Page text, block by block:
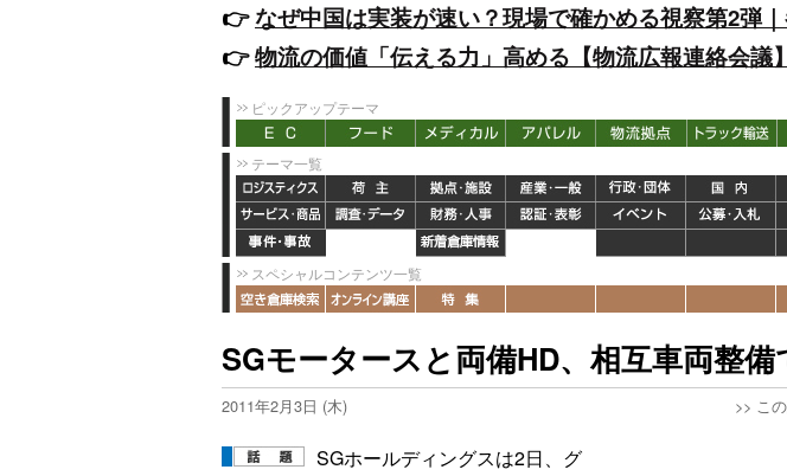
👉️なぜ中国は実装が速い？現場で確かめる視察第2弾
👉️物流の価値「伝える力」高める【物流広報連絡会議
ピックアップテーマ
テーマ一覧
スペシャルコンテンツ一覧
SGモータースと両備HD、相互車両整備
2011年2月3日 (木) >> こ
SGホールディングスは2日、グ